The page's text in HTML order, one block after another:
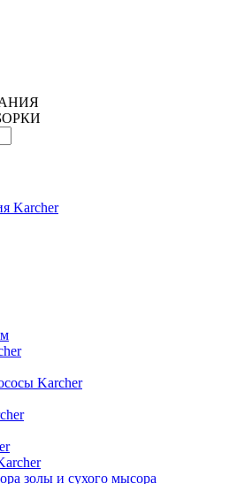
Karcher
Karcher
золы и сухого мысора